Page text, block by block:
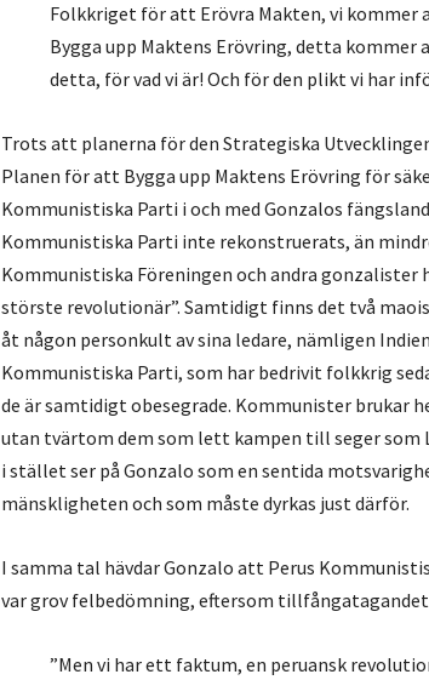
Folkkriget för att Erövra Makten, vi
Bygga upp Maktens Erövring, detta
detta, för vad vi är! Och för den plikt vi har
Trots att planerna för den Strategiska
Planen för att Bygga upp Maktens Erövring för
Kommunistiska Parti i och med Gonzalos
Kommunistiska Parti inte rekonstruerats, än
Kommunistiska Föreningen och andra
störste revolutionär”. Samtidigt finns det två
åt någon personkult av sina ledare, nämligen
Kommunistiska Parti, som har bedrivit folkkrig
de är samtidigt obesegrade. Kommunister brukar
utan tvärtom dem som lett kampen till seger som
i stället ser på Gonzalo som en sentida
mänskligheten och som måste dyrkas just därför.
I samma tal hävdar Gonzalo att Perus
var grov felbedömning, eftersom
”Men vi har ett faktum, en peruansk